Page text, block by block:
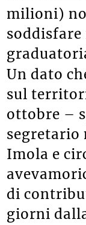
milioni)
soddisfare
Un dato
sul
ottobre –
segretario
Imola e
di
giorni